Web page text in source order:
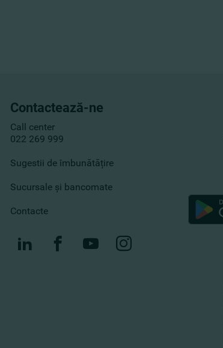
Contactează-ne
Call center
022 269 999
Sugestii de îmbunătățire
Sucursale și bancomate
Contacte